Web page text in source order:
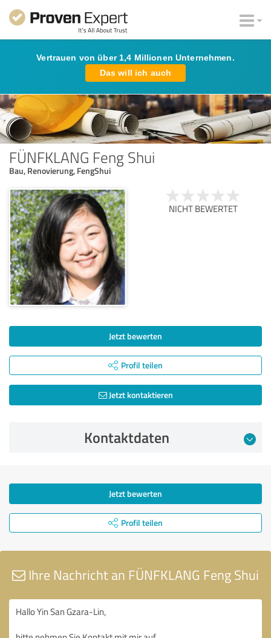
Vertrauen von über 1,4 Millionen Unternehmen.
Das will ich auch
FÜNFKLANG Feng Shui
Bau, Renovierung, FengShui
NICHT BEWERTET
Jetzt bewerten
Profil teilen
Jetzt kontaktieren
Kontaktdaten
Jetzt bewerten
Profil teilen
Ihre Nachricht an FÜNFKLANG Feng Shui